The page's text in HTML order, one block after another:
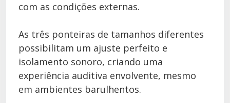
com as condições externas.
As três ponteiras de tamanhos diferentes
possibilitam um ajuste perfeito e
isolamento sonoro, criando uma
experiência auditiva envolvente, mesmo
em ambientes barulhentos.